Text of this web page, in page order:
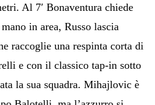
Al 7′ Bonaventura chiede
in area, Russo lascia
raccoglie una respinta corta di
e con il classico tap-in sotto
la sua squadra. Mihajlovic è